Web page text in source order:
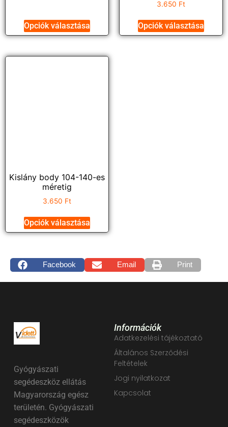
Opciók választása
3.650 Ft
Opciók választása
Kislány body 104-140-es
méretig
3.650 Ft
Opciók választása
Facebook Email Print
Gyógyászati
segédeszköz ellátás
Magyarország egész
területén. Gyógyászati
segédeszközök
Információk
Adatkezelési tájékoztató
Általános Szerződési
Feltételek
Jogi nyilatkozat
Kapcsolat